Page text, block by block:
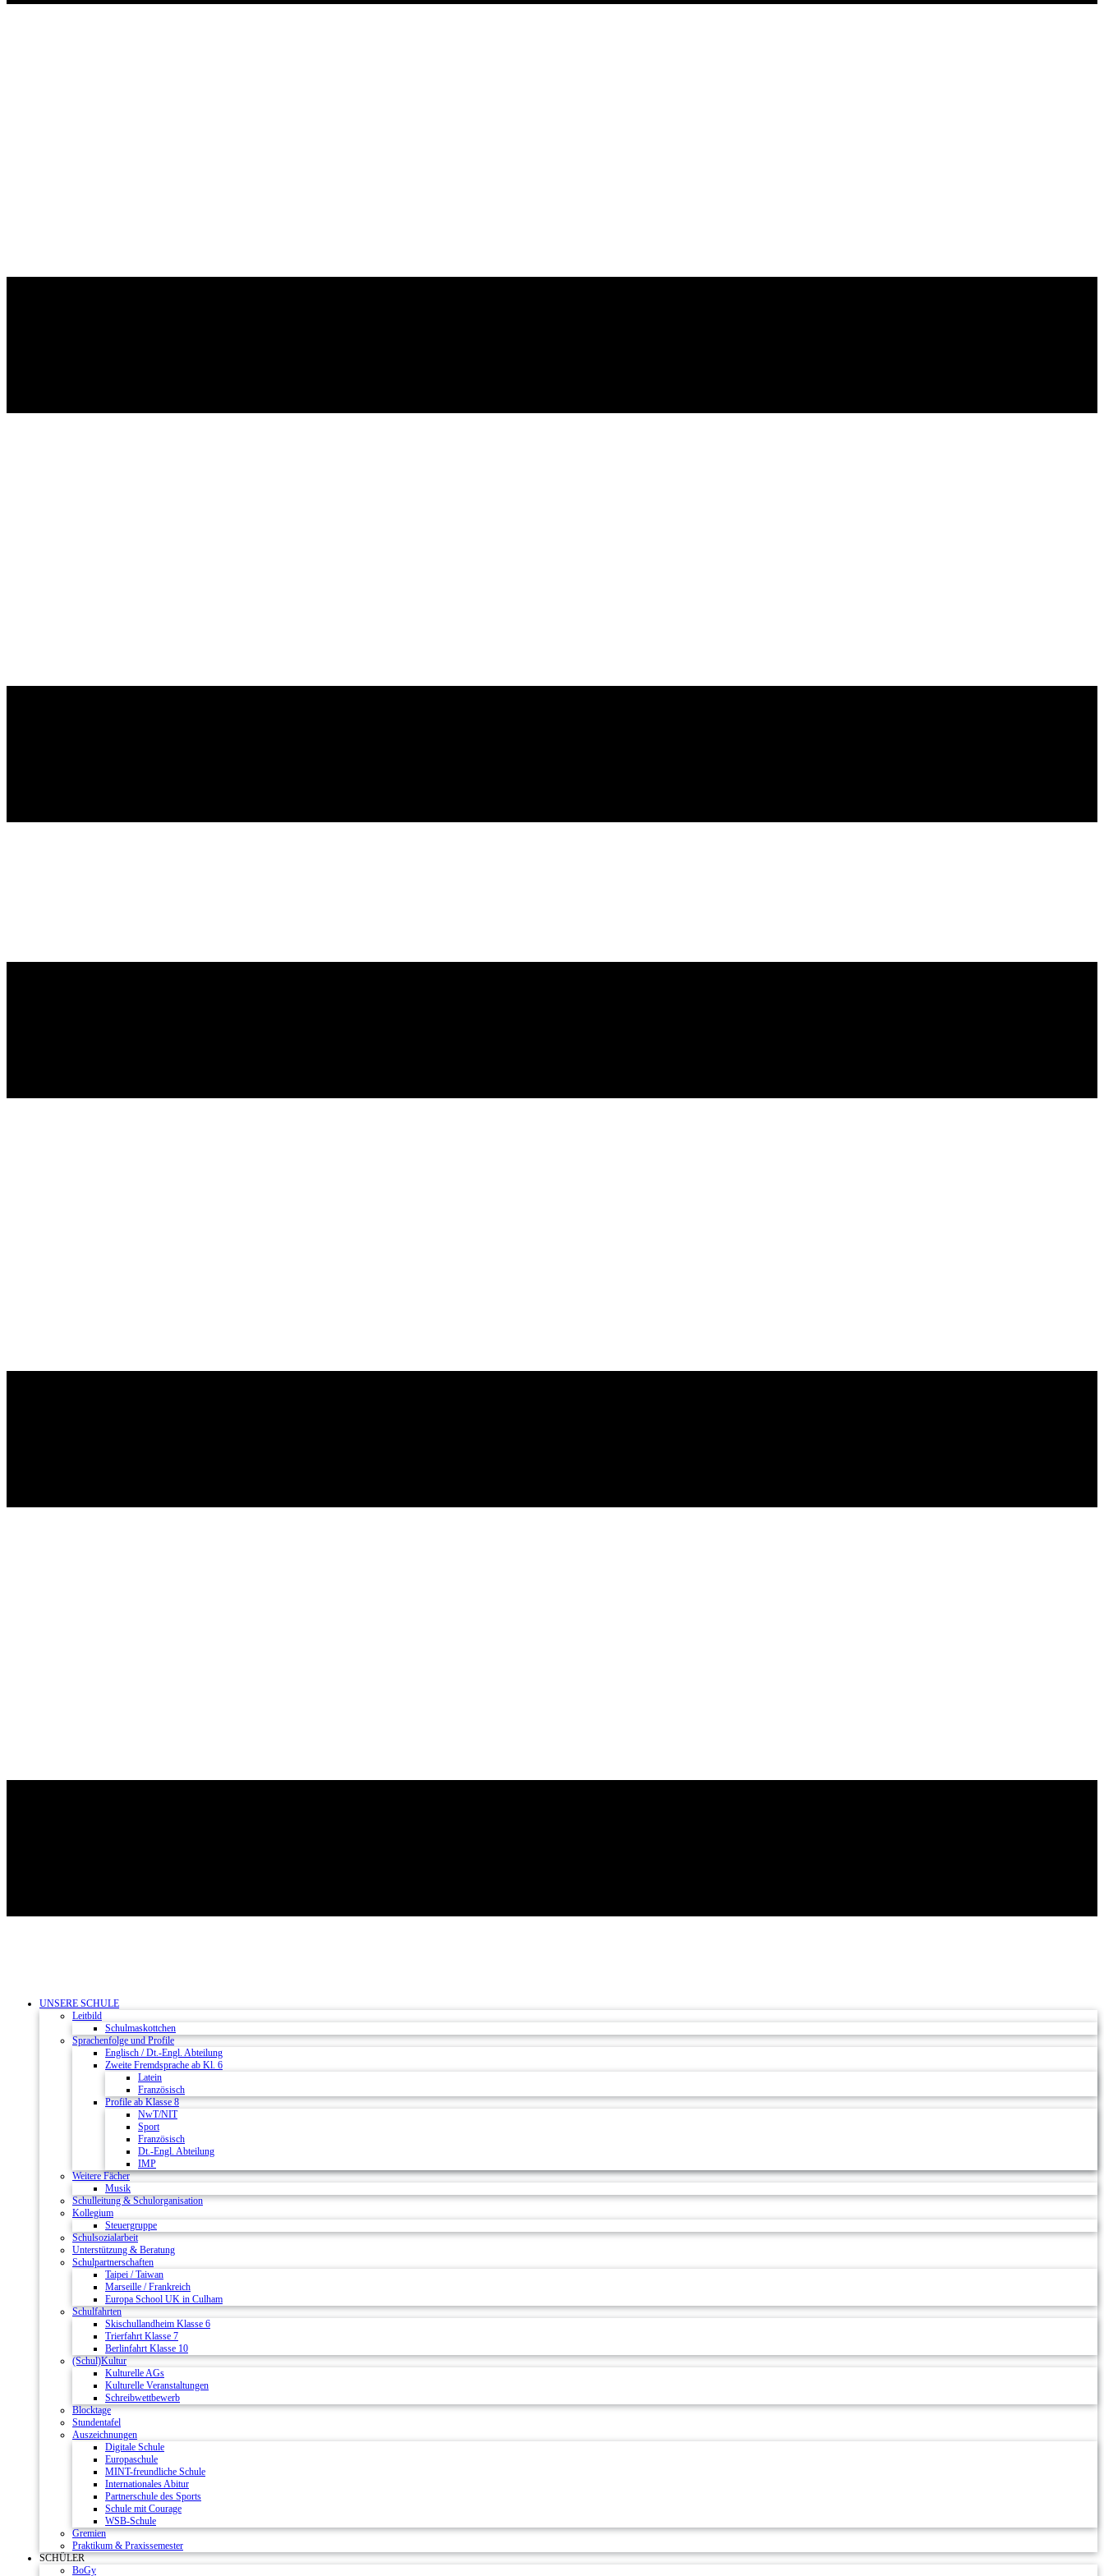
UNSERE SCHULE
Leitbild
Schulmaskottchen
Sprachenfolge und Profile
Englisch / Dt.-Engl. Abteilung
Zweite Fremdsprache ab Kl. 6
Latein
Französisch
Profile ab Klasse 8
NwT/NIT
Sport
Französisch
Dt.-Engl. Abteilung
IMP
Weitere Fächer
Musik
Schulleitung & Schulorganisation
Kollegium
Steuergruppe
Schulsozialarbeit
Unterstützung & Beratung
Schulpartnerschaften
Taipei / Taiwan
Marseille / Frankreich
Europa School UK in Culham
Schulfahrten
Skischullandheim Klasse 6
Trierfahrt Klasse 7
Berlinfahrt Klasse 10
(Schul)Kultur
Kulturelle AGs
Kulturelle Veranstaltungen
Schreibwettbewerb
Blocktage
Stundentafel
Auszeichnungen
Digitale Schule
Europaschule
MINT-freundliche Schule
Internationales Abitur
Partnerschule des Sports
Schule mit Courage
WSB-Schule
Gremien
Praktikum & Praxissemester
SCHÜLER
BoGy